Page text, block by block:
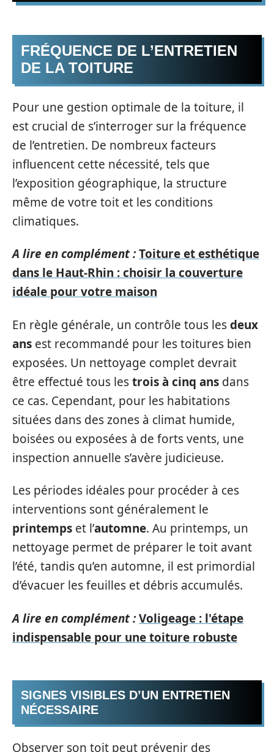
FRÉQUENCE DE L’ENTRETIEN
DE LA TOITURE
Pour une gestion optimale de la toiture, il
est crucial de s’interroger sur la fréquence
de l’entretien. De nombreux facteurs
influencent cette nécessité, tels que
l’exposition géographique, la structure
même de votre toit et les conditions
climatiques.
A lire en complément :Toiture et esthétique
dans le Haut-Rhin : choisir la couverture
idéale pour votre maison
En règle générale, un contrôle tous lesdeux
ans est recommandé pour les toitures bien
exposées. Un nettoyage complet devrait
être effectué tous lestrois à cinq ans dans
ce cas. Cependant, pour les habitations
situées dans des zones à climat humide,
boisées ou exposées à de forts vents, une
inspection annuelle s’avère judicieuse.
Les périodes idéales pour procéder à ces
interventions sont généralement le
printemps et l’automne. Au printemps, un
nettoyage permet de préparer le toit avant
l’été, tandis qu’en automne, il est primordial
d’évacuer les feuilles et débris accumulés.
A lire en complément :Voligeage : l'étape
indispensable pour une toiture robuste
SIGNES VISIBLES D’UN ENTRETIEN
NÉCESSAIRE
Observer son toit peut prévenir des